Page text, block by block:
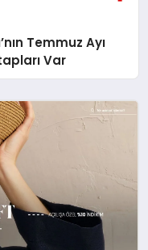
Temmuz Ayı
Var